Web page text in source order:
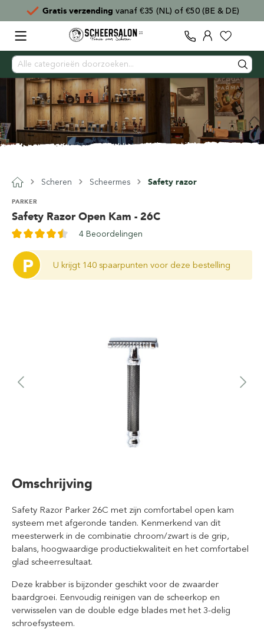
Gratis verzending vanaf €35 (NL) of €50 (BE & DE)
Scheren Scheermes Safety razor
Safety Razor Open Kam - 26C
PARKER
4 Beoordelingen
P U krijgt 140 spaarpunten voor deze bestelling
Omschrijving
Safety Razor Parker 26C met zijn comfortabel open kam
systeem met afgeronde tanden. Kenmerkend van dit
meesterwerk in de combinatie chroom/zwart is de grip,
balans, hoogwaardige productiekwaliteit en het comfortabel
glad scheerresultaat.
Deze krabber is bijzonder geschikt voor de zwaarder
baardgroei. Eenvoudig reinigen van de scheerkop en
verwisselen van de double edge blades met het 3-delig
schroefsysteem.